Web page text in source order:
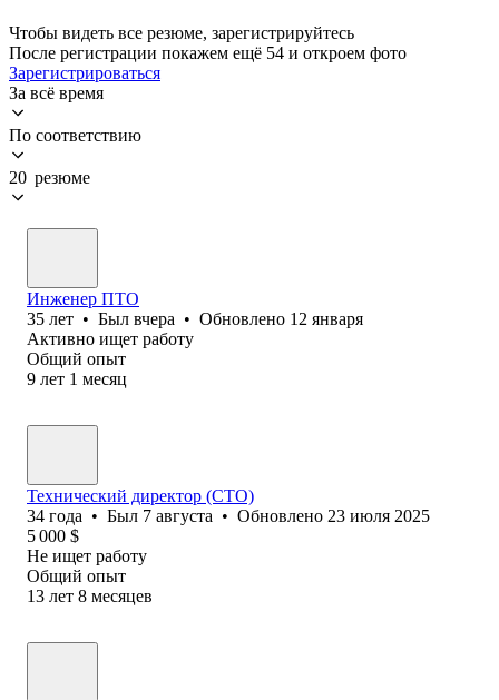
Чтобы видеть все резюме, зарегистрируйтесь
После регистрации покажем ещё 54 и откроем фото
Зарегистрироваться
За всё время
По соответствию
20 резюме
Инженер ПТО
35 лет • Был вчера • Обновлено 12 января
Активно ищет работу
Общий опыт
9 лет 1 месяц
Технический директор (CTO)
34 года • Был 7 августа • Обновлено 23 июля 2025
5 000 $
Не ищет работу
Общий опыт
13 лет 8 месяцев